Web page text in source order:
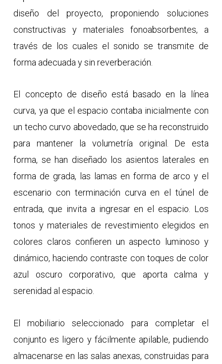
diseño del proyecto, proponiendo soluciones
constructivas y materiales fonoabsorbentes, a
través de los cuales el sonido se transmite de
forma adecuada y sin reverberación.
El concepto de diseño está basado en la línea
curva, ya que el espacio contaba inicialmente con
un techo curvo abovedado, que se ha reconstruido
para mantener la volumetría original. De esta
forma, se han diseñado los asientos laterales en
forma de grada, las lamas en forma de arco y el
escenario con terminación curva en el túnel de
entrada, que invita a ingresar en el espacio. Los
tonos y materiales de revestimiento elegidos en
colores claros confieren un aspecto luminoso y
dinámico, haciendo contraste con toques de color
azul oscuro corporativo, que aporta calma y
serenidad al espacio.
El mobiliario seleccionado para completar el
conjunto es ligero y fácilmente apilable, pudiendo
almacenarse en las salas anexas, construidas para